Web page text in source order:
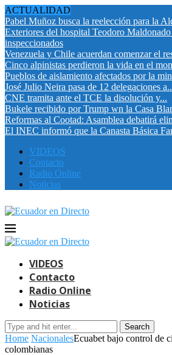
ACTUALIDAD
Pabel Muñoz busca la reelección para la
Exteriores del hospital Teodoro
inspeccionados
Venezuela y Chile acuerdan comenzar el
Cinco alpinistas perdieron la vida en el
Pueblos de aislamiento afectados por la
José Julio Neira pasa de 12 delegaciones
CNE tramita ante el TCE la disolución y...
Bukele recibido por Trump wn la Casa
Reformas al Cootad: Asamblea debatirá
El INEC informó que la Canasta Básica
VIDEOS
Contacto
Radio Online
Noticias
VIDEOS
Contacto
Radio Online
Noticias
Search
Home NacionalesEcuabet bajo control de
colombianas